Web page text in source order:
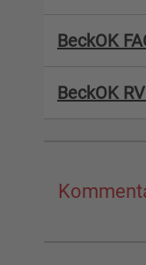
BeckOK
BeckOK